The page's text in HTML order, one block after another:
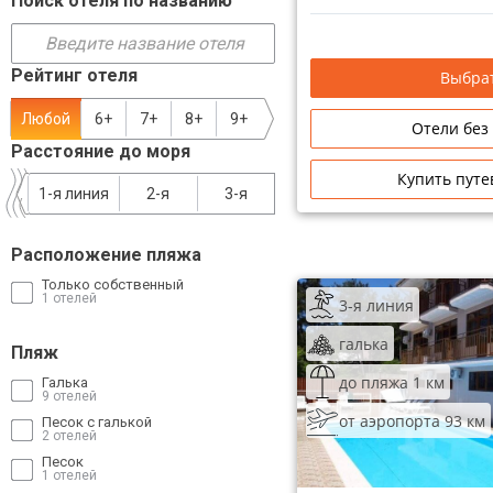
Рейтинг отеля
Любой 6+ 7+ 8+ 9+
Расстояние до моря
3-я
2-я
1-я линия
Расположение пляжа
Только собственный
1 отелей
Пляж
Галька
9 отелей
Песок с галькой
2 отелей
Песок
1 отелей
Отели без
Купить
3-я линия
галька
до пляжа 1 км
от аэропорта 93 км
Сетевые отели Таиланда
Сетевые отели Вьетнама
Сетевые отели Бали
Сетевые отели Маврикия